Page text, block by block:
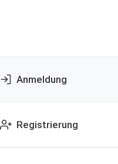
Anmeldung
Registrierung